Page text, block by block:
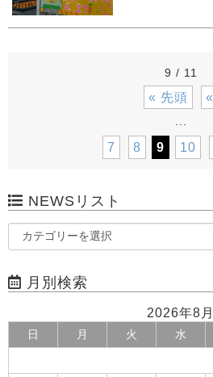
9 / 11
« 先頭 «
7 8 9 10
NEWSリスト
月別検索
2026年8月
日 月 火 水